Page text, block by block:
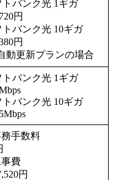
トバンク光 1ギガ
円
トバンク光 10ギガ
円
動更新プランの場合
トバンク光 1ギガ
トバンク光 10ギガ
手数料
費
円